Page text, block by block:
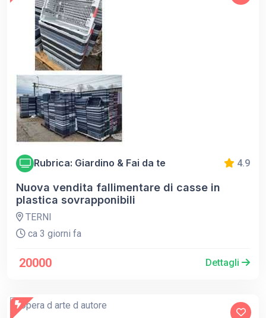
Rubrica: Giardino & Fai da te 4.9
Nuova vendita fallimentare di casse in
plastica sovrapponibili
TERNI
ca 3 giorni fa
20000 Dettagli